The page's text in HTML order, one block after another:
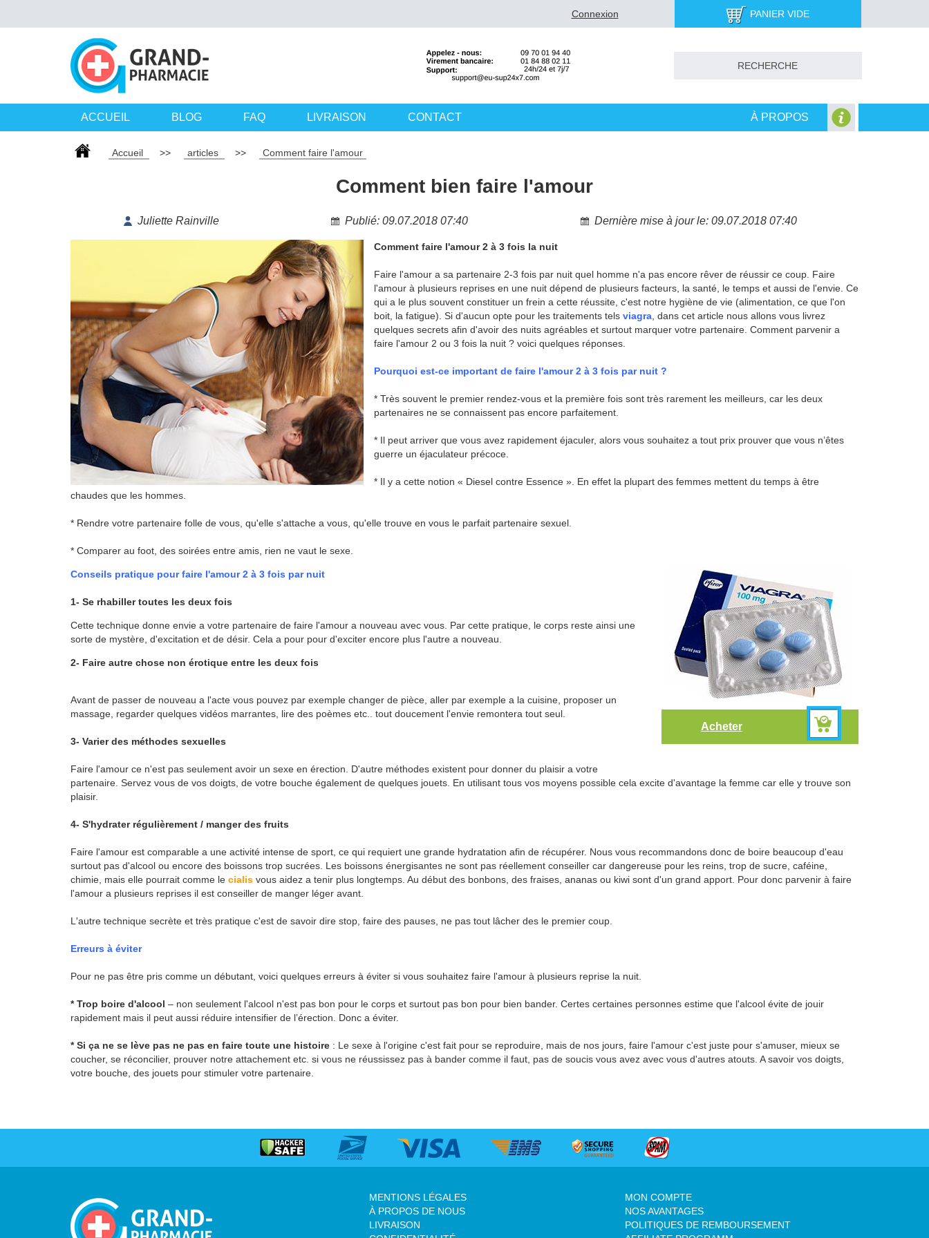
Connexion PANIER VIDE
ACCUEIL BLOG FAQ LIVRAISON CONTACT À PROPOS
Accueil >> articles >> Comment faire l'amour
Comment bien faire l'amour
Juliette Rainville Publié: 09.07.2018 07:40 Dernière mise à jour le: 09.07.2018 07:40
Comment faire l'amour 2 à 3 fois la nuit
Faire l'amour a sa partenaire 2-3 fois par nuit quel homme n'a pas encore rêver de réussir ce coup. Faire
l'amour à plusieurs reprises en une nuit dépend de plusieurs facteurs, la santé, le temps et aussi de l'envie. Ce
qui a le plus souvent constituer un frein a cette réussite, c'est notre hygiène de vie (alimentation, ce que l'on
boit, la fatigue). Si d'aucun opte pour les traitements tels viagra , dans cet article nous allons vous livrez
quelques secrets afin d'avoir des nuits agréables et surtout marquer votre partenaire. Comment parvenir a
faire l'amour 2 ou 3 fois la nuit ? voici quelques réponses.
Pourquoi est-ce important de faire l'amour 2 à 3 fois par nuit ?
* Très souvent le premier rendez-vous et la première fois sont très rarement les meilleurs, car les deux
partenaires ne se connaissent pas encore parfaitement.
* Il peut arriver que vous avez rapidement éjaculer, alors vous souhaitez a tout prix prouver que vous n’êtes
guerre un éjaculateur précoce.
* Il y a cette notion « Diesel contre Essence ». En effet la plupart des femmes mettent du temps à être
chaudes que les hommes.
* Rendre votre partenaire folle de vous, qu'elle s'attache a vous, qu'elle trouve en vous le parfait partenaire sexuel.
* Comparer au foot, des soirées entre amis, rien ne vaut le sexe.
Acheter
Conseils pratique pour faire l'amour 2 à 3 fois par nuit
1- Se rhabiller toutes les deux fois
Cette technique donne envie a votre partenaire de faire l'amour a nouveau avec vous. Par cette pratique, le corps reste ainsi une
sorte de mystère, d'excitation et de désir. Cela a pour pour d'exciter encore plus l'autre a nouveau.
2- Faire autre chose non érotique entre les deux fois
Avant de passer de nouveau a l'acte vous pouvez par exemple changer de pièce, aller par exemple a la cuisine, proposer un
massage, regarder quelques vidéos marrantes, lire des poèmes etc.. tout doucement l'envie remontera tout seul.
3- Varier des méthodes sexuelles
Faire l'amour ce n'est pas seulement avoir un sexe en érection. D'autre méthodes existent pour donner du plaisir a votre
partenaire. Servez vous de vos doigts, de votre bouche également de quelques jouets. En utilisant tous vos moyens possible cela excite d'avantage la femme car elle y trouve son
plaisir.
4- S'hydrater régulièrement / manger des fruits
Faire l'amour est comparable a une activité intense de sport, ce qui requiert une grande hydratation afin de récupérer. Nous vous recommandons donc de boire beaucoup d'eau
surtout pas d'alcool ou encore des boissons trop sucrées. Les boissons énergisantes ne sont pas réellement conseiller car dangereuse pour les reins, trop de sucre, caféine,
chimie, mais elle pourrait comme le cialis vous aidez a tenir plus longtemps. Au début des bonbons, des fraises, ananas ou kiwi sont d'un grand apport. Pour donc parvenir à faire
l'amour a plusieurs reprises il est conseiller de manger léger avant.
L'autre technique secrète et très pratique c'est de savoir dire stop, faire des pauses, ne pas tout lâcher des le premier coup.
Erreurs à éviter
Pour ne pas être pris comme un débutant, voici quelques erreurs à éviter si vous souhaitez faire l'amour à plusieurs reprise la nuit.
* Trop boire d'alcool – non seulement l'alcool n'est pas bon pour le corps et surtout pas bon pour bien bander. Certes certaines personnes estime que l'alcool évite de jouir
rapidement mais il peut aussi réduire intensifier de l’érection. Donc a éviter.
* Si ça ne se lève pas ne pas en faire toute une histoire : Le sexe à l'origine c'est fait pour se reproduire, mais de nos jours, faire l'amour c'est juste pour s'amuser, mieux se
coucher, se réconcilier, prouver notre attachement etc. si vous ne réussissez pas à bander comme il faut, pas de soucis vous avez avec vous d'autres atouts. A savoir vos doigts,
votre bouche, des jouets pour stimuler votre partenaire.
MENTIONS LÉGALES
À PROPOS DE NOUS
LIVRAISON
MON COMPTE
NOS AVANTAGES
POLITIQUES DE REMBOURSEMENT